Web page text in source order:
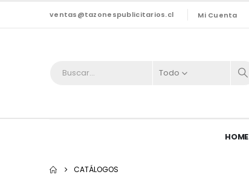
ventas@tazonespublicitarios.cl Mi Cuenta
Todo
HOME
CATÁLOGOS